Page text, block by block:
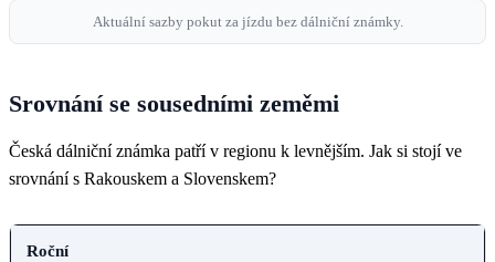
Aktuální sazby pokut za jízdu bez dálniční známky.
Srovnání se sousedními zeměmi
Česká dálniční známka patří v regionu k levnějším. Jak si stojí ve
srovnání s Rakouskem a Slovenskem?
TYP
Roční